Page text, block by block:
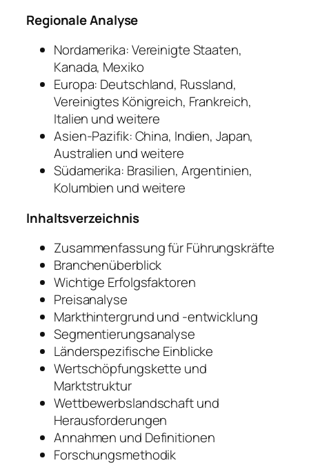
Regionale Analyse
Nordamerika: Vereinigte Staaten,
Kanada, Mexiko
Europa: Deutschland, Russland,
Vereinigtes Königreich, Frankreich,
Italien und weitere
Asien-Pazifik: China, Indien, Japan,
Australien und weitere
Südamerika: Brasilien, Argentinien,
Kolumbien und weitere
Inhaltsverzeichnis
Zusammenfassung für Führungskräfte
Branchenüberblick
Wichtige Erfolgsfaktoren
Preisanalyse
Markthintergrund und -entwicklung
Segmentierungsanalyse
Länderspezifische Einblicke
Wertschöpfungskette und
Marktstruktur
Wettbewerbslandschaft und
Herausforderungen
Annahmen und Definitionen
Forschungsmethodik